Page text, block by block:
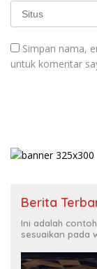
Simpan nama,
untuk komentar
Berita
Ini adalah
sesuaikan pada